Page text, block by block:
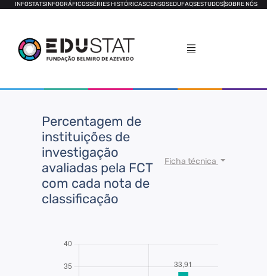
INFOSTATSINFOGRÁFICOSSÉRIES HISTÓRICASCENSOSEDUFAQSESTUDOSSOBRE NÓS
Percentagem de
instituições de
investigação
avaliadas pela FCT
com cada nota de
classificação
Ficha técnica